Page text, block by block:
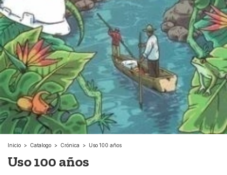
Inicio > Catalogo > Crónica > Uso 100 años
Uso 100 años